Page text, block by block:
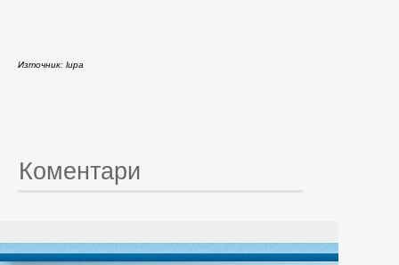
Източник: lupa
Коментари